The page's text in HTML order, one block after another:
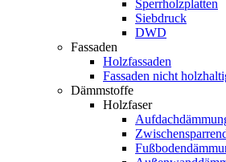
Sperrholzplatten
Siebdruck
DWD
Fassaden
Holzfassaden
Fassaden nicht
Dämmstoffe
Holzfaser